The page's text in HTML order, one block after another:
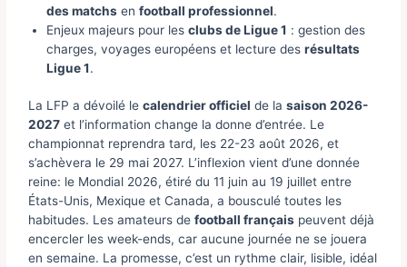
des matchs enfootball professionnel.
Enjeux majeurs pour lesclubs de Ligue 1 : gestion des
charges, voyages européens et lecture desrésultats
Ligue 1.
La LFP a dévoilé lecalendrier officiel de lasaison 2026-
2027 et l’information change la donne d’entrée. Le
championnat reprendra tard, les 22-23 août 2026, et
s’achèvera le 29 mai 2027. L’inflexion vient d’une donnée
reine: le Mondial 2026, étiré du 11 juin au 19 juillet entre
États-Unis, Mexique et Canada, a bousculé toutes les
habitudes. Les amateurs defootball français peuvent déjà
encercler les week-ends, car aucune journée ne se jouera
en semaine. La promesse, c’est un rythme clair, lisible, idéal